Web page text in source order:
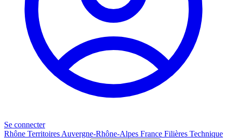
Se connecter
Rhône Territoires Auvergne-Rhône-Alpes France Filières Technique